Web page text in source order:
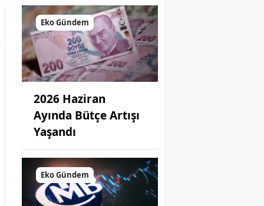
Eko Gündem
2026 Haziran
Ayında Bütçe Artışı
Yaşandı
Eko Gündem